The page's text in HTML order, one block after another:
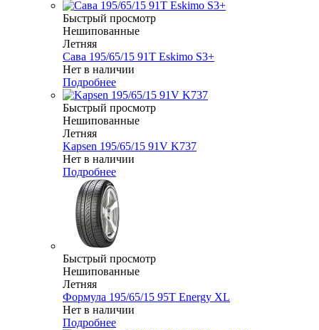
Быстрый просмотр
Нешипованные
Летняя
Сава 195/65/15 91T Eskimo S3+
Нет в наличии
Подробнее
Быстрый просмотр
Нешипованные
Летняя
Kapsen 195/65/15 91V K737
Нет в наличии
Подробнее
Быстрый просмотр
Нешипованные
Летняя
Формула 195/65/15 95T Energy XL
Нет в наличии
Подробнее